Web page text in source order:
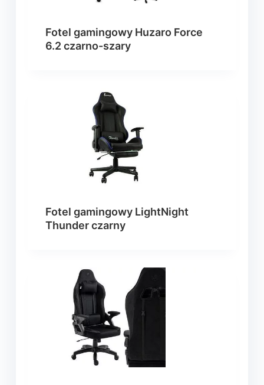
Fotel gamingowy Huzaro Force
6.2 czarno-szary
Fotel gamingowy LightNight
Thunder czarny